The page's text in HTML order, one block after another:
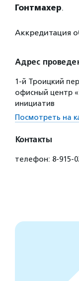
Гонтмахер.
Аккредитация
Адрес
1-й Троицкий
офисный центр
инициатив
Посмотреть на
Контакты
телефон: 8-915-